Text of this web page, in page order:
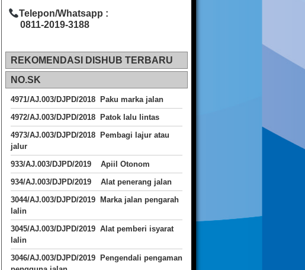
Telepon/Whatsapp :
0811-2019-3188
REKOMENDASI DISHUB TERBARU
NO.SK
4971/AJ.003/DJPD/2018 Paku marka jalan
4972/AJ.003/DJPD/2018 Patok lalu lintas
4973/AJ.003/DJPD/2018
Pembagi lajur atau
jalur
933/AJ.003/DJPD/2019 Apiil Otonom
934/AJ.003/DJPD/2019 Alat penerang jalan
3044/AJ.003/DJPD/2019 Marka jalan pengarah
lalin
3045/AJ.003/DJPD/2019 Alat pemberi isyarat
lalin
3046/AJ.003/DJPD/2019 Pengendali pengaman